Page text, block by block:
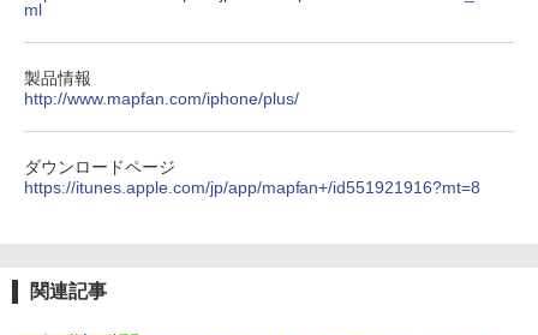
ml
製品情報
http://www.mapfan.com/iphone/plus/
ダウンロードページ
https://itunes.apple.com/jp/app/mapfan+/id551921916?mt=8
関連記事